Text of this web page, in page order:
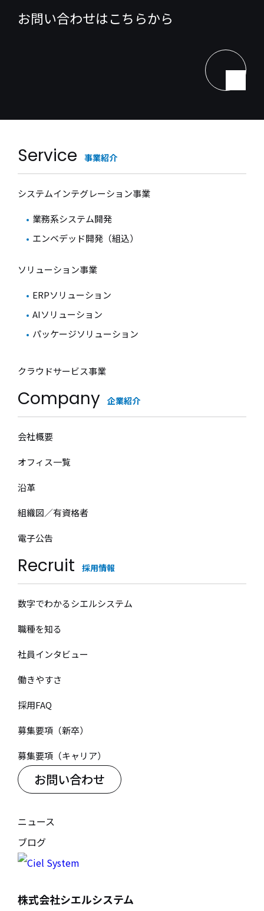
お問い合わせはこちらから
Service 事業紹介
システムインテグレーション事業
業務系システム開発
エンベデッド開発（組込）
ソリューション事業
ERPソリューション
AIソリューション
パッケージソリューション
クラウドサービス事業
Company 企業紹介
会社概要
オフィス一覧
沿革
組織図／有資格者
電子公告
Recruit 採用情報
数字でわかるシエルシステム
職種を知る
社員インタビュー
働きやすさ
採用FAQ
募集要項（新卒）
募集要項（キャリア）
お問い合わせ
ニュース
ブログ
株式会社シエルシステム